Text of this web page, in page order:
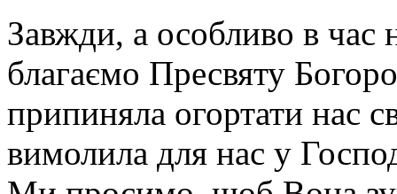
Завжди, а особливо в
благаємо Пресвяту
припиняла огортати нас
вимолила для нас у